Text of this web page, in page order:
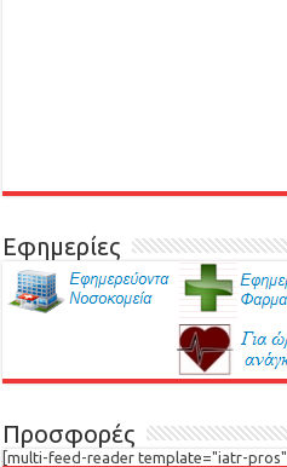
Εφημερίες
Προσφορές
[multi-feed-reader template="iatr-